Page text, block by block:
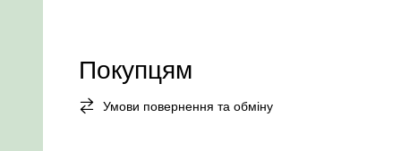
Покупцям
Умови повернення та обміну